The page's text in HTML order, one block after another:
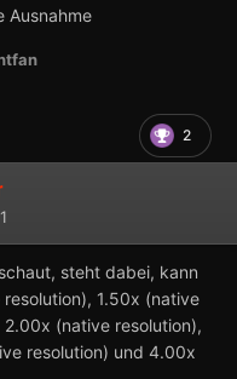
Ausnahme
2
steht dabei, kann
1.50x (native
(native resolution),
resolution) und 4.00x